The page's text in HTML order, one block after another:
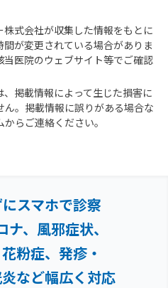
式会社が収集した情報をもとに
が変更されている場合がありま
医院のウェブサイト等でご確認
掲載情報によって生じた損害に
。掲載情報に誤りがある場合な
らご連絡ください。
スマホで診察
、風邪症状、
粉症、 発疹・
など幅広く対応